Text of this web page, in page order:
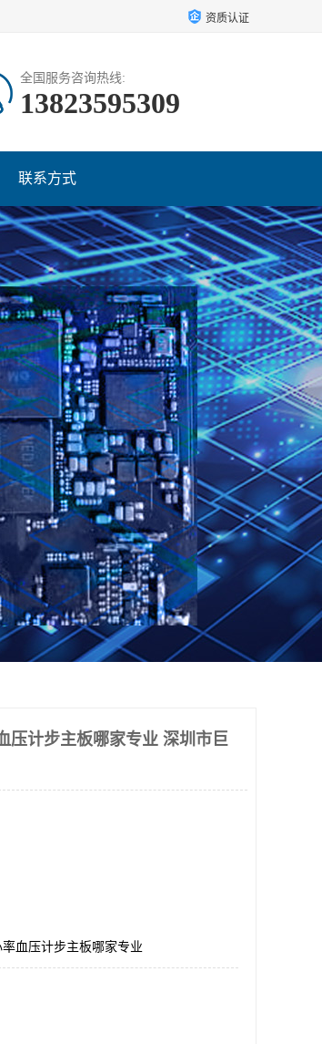
资质认证
全国服务咨询热线:
13823595309
联系方式
压计步主板哪家专业 深圳市巨
血压计步主板哪家专业